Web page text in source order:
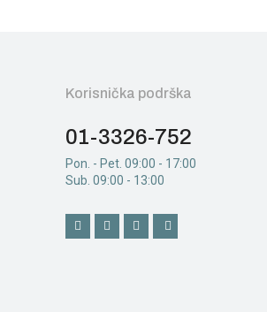
Korisnička podrška
01-3326-752
Pon. - Pet. 09:00 - 17:00
Sub. 09:00 - 13:00